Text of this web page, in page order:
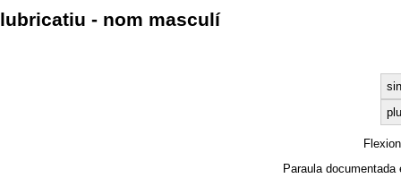
lubricatiu - nom masculí
Paraula